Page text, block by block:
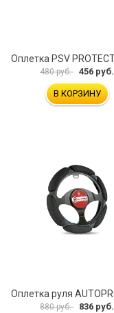
480 руб. 456 руб.
В КОРЗИНУ
880 руб. 836 руб.